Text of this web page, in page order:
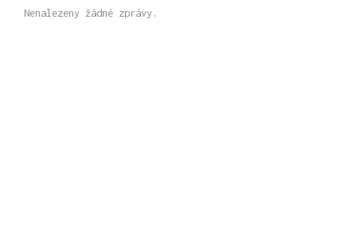
Nenalezeny žádné zprávy.